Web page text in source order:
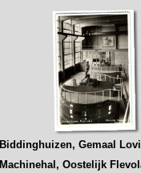
Biddinghuizen, Gemaal
Machinehal, Oostelijk